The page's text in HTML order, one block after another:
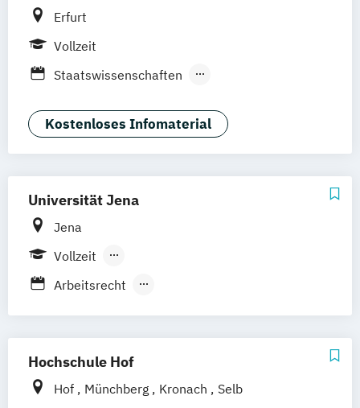
Erfurt
Vollzeit
Staatswissenschaften
Rechtswissenschaft
Staatswissenschaften –
Wirtschaftswissenschaft
Kostenloses Infomaterial
Universität Jena
Jena
Vollzeit
Berufsbegleitendes Präsenzstudium
Arbeitsrecht
Gymnasien)
Hochschule Hof
Hof Münchberg Kronach
Selb